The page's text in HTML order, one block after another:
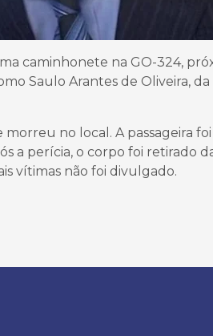
caminhonete na GO-324,
Saulo Arantes de Oliveira, da
no local. A passageira foi
a perícia, o corpo foi retirado
vítimas não foi divulgado.